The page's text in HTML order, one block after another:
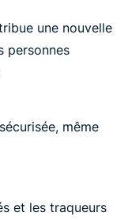
une nouvelle
personnes
même
et les traqueurs